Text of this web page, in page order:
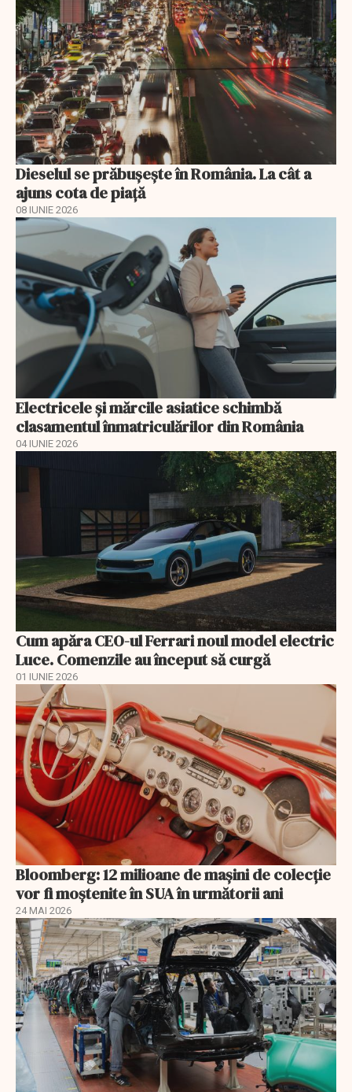
Dieselul se prăbușește în România. La cât a
ajuns cota de piață
08 IUNIE 2026
Electricele și mărcile asiatice schimbă
clasamentul înmatriculărilor din România
04 IUNIE 2026
Cum apăra CEO-ul Ferrari noul model electric
Luce. Comenzile au început să curgă
01 IUNIE 2026
Bloomberg: 12 milioane de mașini de colecție
vor fi moștenite în SUA în următorii ani
24 MAI 2026